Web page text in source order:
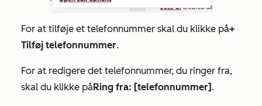
For at tilføje et telefonnummer skal du klikke på+
Tilføj telefonnummer.
For at redigere det telefonnummer, du ringer fra,
skal du klikke påRing fra: [telefonnummer] .